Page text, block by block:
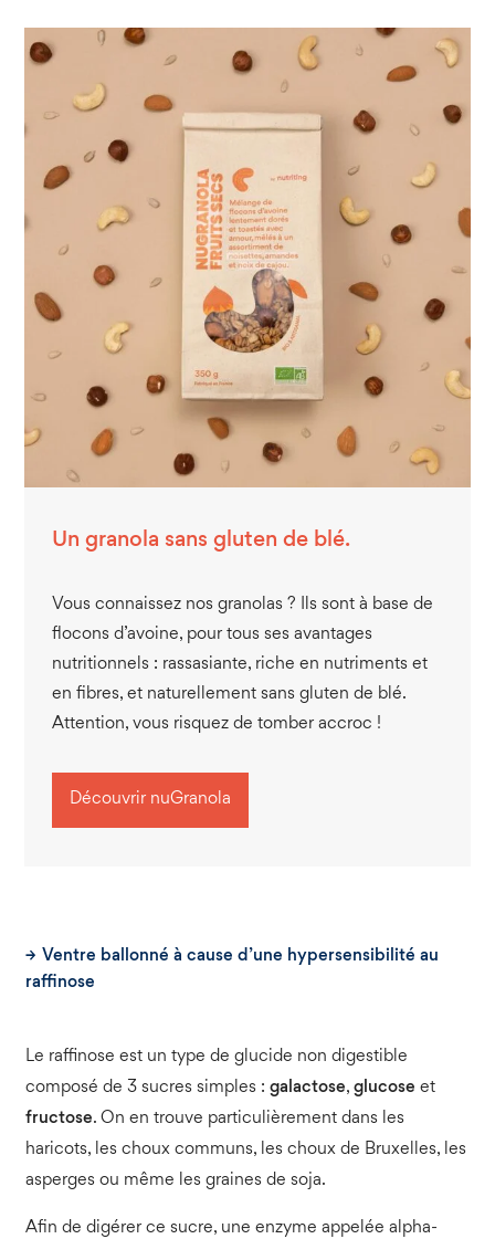
Un granola sans gluten de blé.
Vous connaissez nos granolas ? Ils sont à base de
flocons d’avoine, pour tous ses avantages
nutritionnels : rassasiante, riche en nutriments et
en fibres, et naturellement sans gluten de blé.
Attention, vous risquez de tomber accroc !
Découvrir nuGranola
Ventre ballonné à cause d’une hypersensibilité au
raffinose
Le raffinose est un type de glucide non digestible
composé de 3 sucres simples : galactose, glucose et
fructose. On en trouve particulièrement dans les
haricots, les choux communs, les choux de Bruxelles, les
asperges ou même les graines de soja.
Afin de digérer ce sucre, une enzyme appelée alpha-